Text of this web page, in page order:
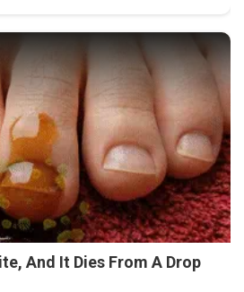
And It Dies From A Drop